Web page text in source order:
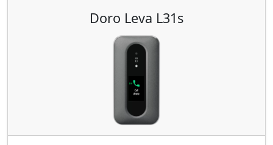
Doro Leva L31s